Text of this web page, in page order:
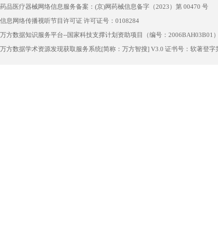
药品医疗器械网络信息服务备案：(京)网药械信息备字（2023）第 00470 号
信息网络传播视听节目许可证 许可证号：0108284
万方数据知识服务平台--国家科技支撑计划资助项目（编号：2006BAH03B01
万方数据学术资源发现获取服务系统[简称：万方智搜] V3.0 证书号：软著登字